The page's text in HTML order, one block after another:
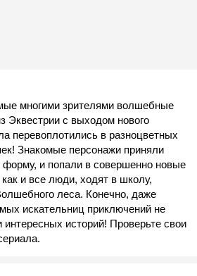
многими зрителями волшебные
Эквестрии с выходом нового
перевоплотились в разноцветных
Знакомые персонажи приняли
форму, и попали в совершенно новые
и все люди, ходят в школу,
леса. Конечно, даже
искательниц приключений не
интересных историй! Проверьте свои